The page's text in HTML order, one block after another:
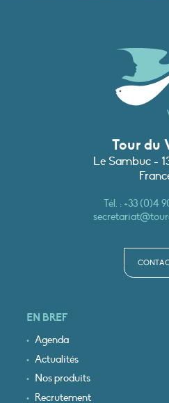
Tour du
Le Sambuc -
Tél. :+33 (0)4
EN BREF
Agenda
Actualités
Nos produits
Recrutement